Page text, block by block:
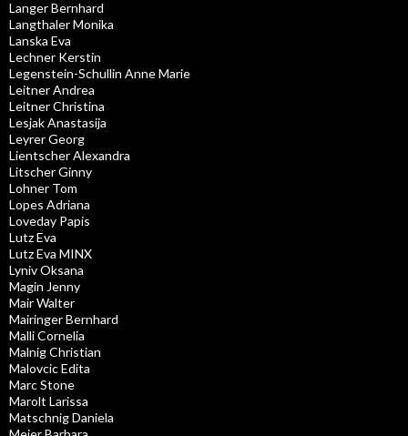
Langer Bernhard
Langthaler Monika
Lanska Eva
Lechner Kerstin
Legenstein-Schullin Anne Marie
Leitner Andrea
Leitner Christina
Lesjak Anastasija
Leyrer Georg
Lientscher Alexandra
Litscher Ginny
Lohner Tom
Lopes Adriana
Loveday Papis
Lutz Eva
Lutz Eva MINX
Lyniv Oksana
Magin Jenny
Mair Walter
Mairinger Bernhard
Malli Cornelia
Malnig Christian
Malovcic Edita
Marc Stone
Marolt Larissa
Matschnig Daniela